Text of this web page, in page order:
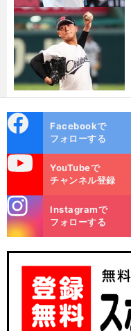
ok
Facebookで
フォローする
YouTubeで
チャンネル登録
m
Instagramで
フォローする